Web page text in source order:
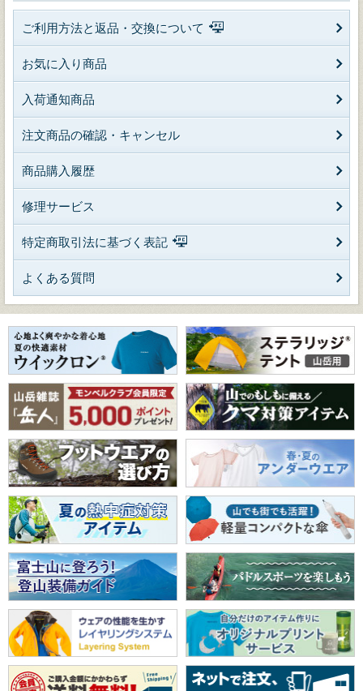
ご利用方法と返品・交換について
お気に入り商品
入荷通知商品
注文商品の確認・キャンセル
商品購入履歴
修理サービス
特定商取引法に基づく表記
よくある質問